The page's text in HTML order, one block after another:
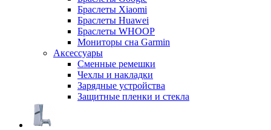
Браслеты Xiaomi
Браслеты Huawei
Браслеты WHOOP
Мониторы сна Garmin
Аксессуары
Сменные ремешки
Чехлы и накладки
Зарядные устройства
Защитные пленки и стекла